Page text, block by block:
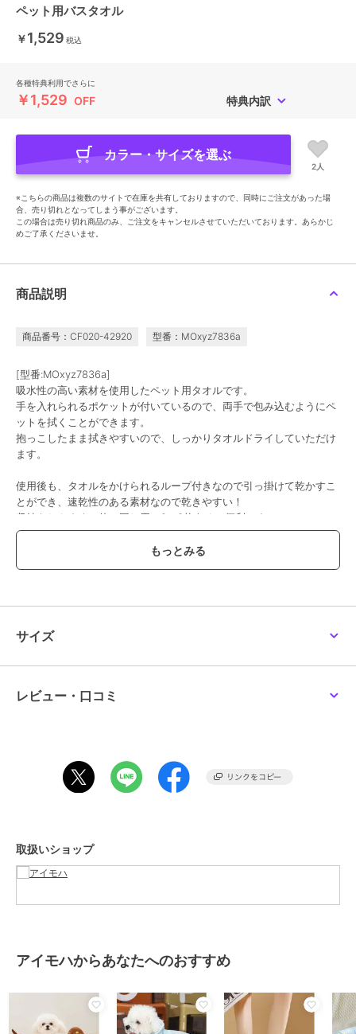
ペット用バスタオル
￥1,529 税込
各種特典利用でさらに
￥1,529 OFF 特典内訳
カラー・サイズを選ぶ
2人
※こちらの商品は複数のサイトで在庫を共有しておりますので、同時にご注文があった場
合、売り切れとなってしまう事がございます。
この場合は売り切れ商品のみ、ご注文をキャンセルさせていただいております。あらかじ
めご了承くださいませ。
商品説明
商品番号：CF020-42920 型番：MOxyz7836a
[型番:MOxyz7836a]
吸水性の高い素材を使用したペット用タオルです。
手を入れられるポケットが付いているので、両手で包み込むようにペ
ットを拭くことができます。
抱っこしたまま拭きやすいので、しっかりタオルドライしていただけ
ます。
使用後も、タオルをかけられるループ付きなので引っ掛けて乾かすこ
とができ、速乾性のある素材なので乾きやすい！
収納もしやすく、使い回し用に2～3枚あると便利です。
この商品は、不良品のみ返品を承ります
商品カテゴリ
ンク、パープル
F
原産国 中国
サイズ
レビュー・口コミ
取扱いショップ
アイモハからあなたへのおすすめ